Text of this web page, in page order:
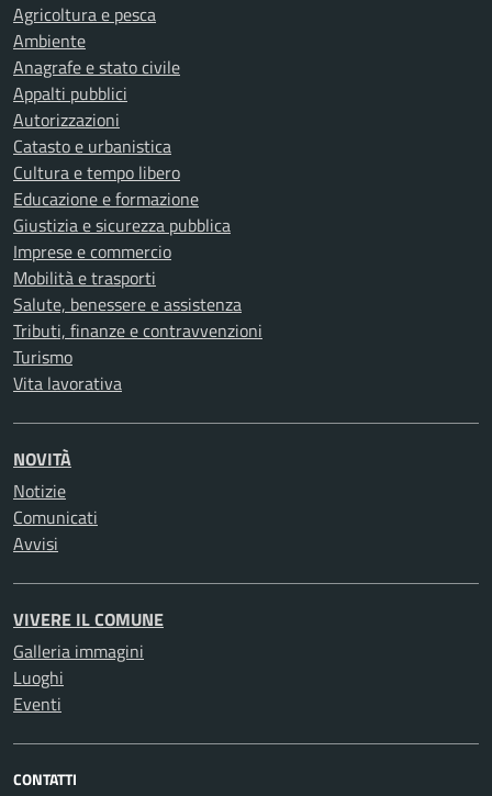
Agricoltura e pesca
Ambiente
Anagrafe e stato civile
Appalti pubblici
Autorizzazioni
Catasto e urbanistica
Cultura e tempo libero
Educazione e formazione
Giustizia e sicurezza pubblica
Imprese e commercio
Mobilità e trasporti
Salute, benessere e assistenza
Tributi, finanze e contravvenzioni
Turismo
Vita lavorativa
NOVITÀ
Notizie
Comunicati
Avvisi
VIVERE IL COMUNE
Galleria immagini
Luoghi
Eventi
CONTATTI